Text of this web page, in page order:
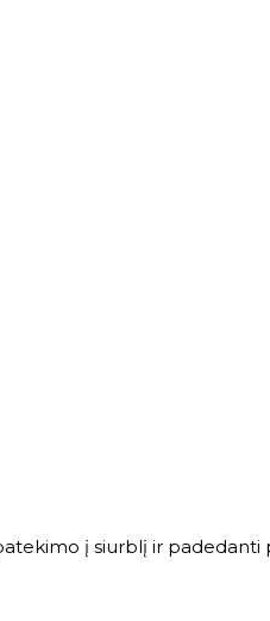
į siurblį ir padedanti